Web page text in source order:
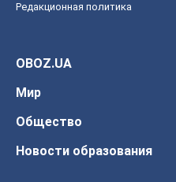
Редакционная политика
OBOZ.UA
Мир
Общество
Новости образования